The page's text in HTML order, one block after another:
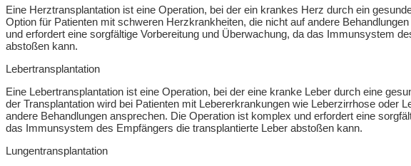
Eine Herztransplantation ist eine Operation, bei der ein krankes Herz durch ein
Option für Patienten mit schweren Herzkrankheiten, die nicht auf andere
und erfordert eine sorgfältige Vorbereitung und Überwachung, da das Immunsystem
abstoßen kann.
Lebertransplantation
Eine Lebertransplantation ist eine Operation, bei der eine kranke Leber durch eine
der Transplantation wird bei Patienten mit Lebererkrankungen wie Leberzirrhose oder
andere Behandlungen ansprechen. Die Operation ist komplex und erfordert eine
das Immunsystem des Empfängers die transplantierte Leber abstoßen kann.
Lungentransplantation